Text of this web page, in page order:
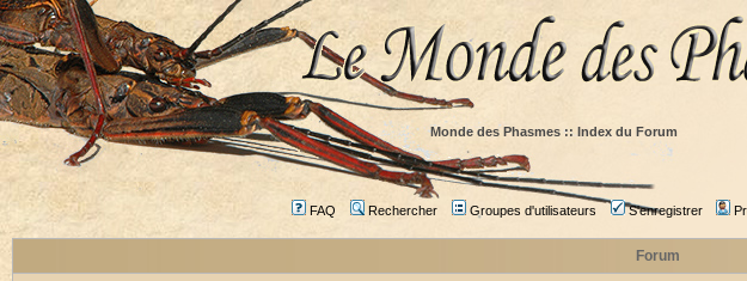
Monde des Phasmes :: Index du Forum
FAQ Rechercher Groupes d'utilisateurs S'enregistrer
Forum